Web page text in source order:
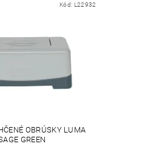
Kód: L22932
OBRÚSKY LUMA
GREEN